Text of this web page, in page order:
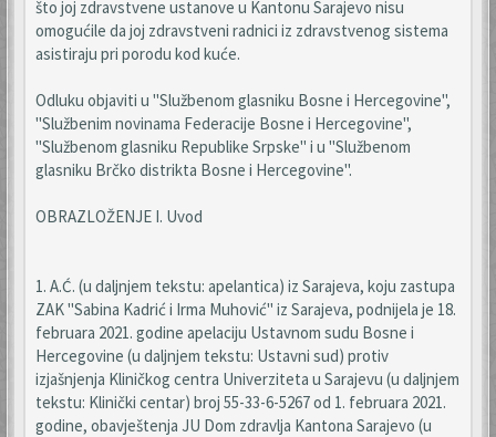
što joj zdravstvene ustanove u Kantonu Sarajevo nisu
omogućile da joj zdravstveni radnici iz zdravstvenog sistema
asistiraju pri porodu kod kuće.
Odluku objaviti u "Službenom glasniku Bosne i Hercegovine",
"Službenim novinama Federacije Bosne i Hercegovine",
"Službenom glasniku Republike Srpske" i u "Službenom
glasniku Brčko distrikta Bosne i Hercegovine".
OBRAZLOŽENJE I. Uvod
1. A.Ć. (u daljnjem tekstu: apelantica) iz Sarajeva, koju zastupa
ZAK "Sabina Kadrić i Irma Muhović" iz Sarajeva, podnijela je 18.
februara 2021. godine apelaciju Ustavnom sudu Bosne i
Hercegovine (u daljnjem tekstu: Ustavni sud) protiv
izjašnjenja Kliničkog centra Univerziteta u Sarajevu (u daljnjem
tekstu: Klinički centar) broj 55-33-6-5267 od 1. februara 2021.
godine, obavještenja JU Dom zdravlja Kantona Sarajevo (u